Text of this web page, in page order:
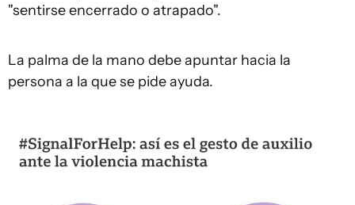
"sentirse encerrado o atrapado".
La palma de la mano debe apuntar hacia la
persona a la que se pide ayuda.